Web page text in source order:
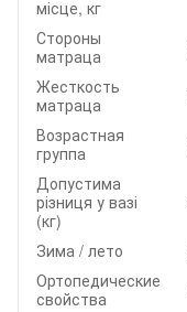
місце, кг
Стороны
матраца
Жесткость
матраца
Возрастная
группа
Допустима
різниця у вазі
(кг)
Зима / лето
Ортопедические
свойства